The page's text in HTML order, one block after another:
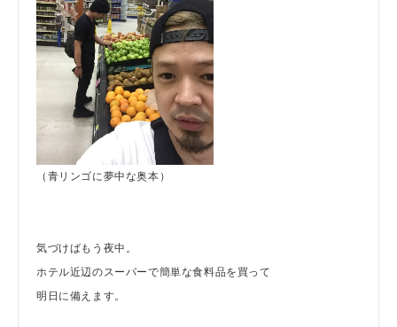
（青リンゴに夢中な奥本）
気づけばもう夜中。
ホテル近辺のスーパーで簡単な食料品を買って
明日に備えます。